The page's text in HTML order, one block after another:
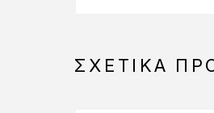
ΣΧΕΤΙΚΆ